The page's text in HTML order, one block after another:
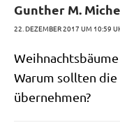
Gunther M.
22. DEZEMBER 2017 UM 10:59
War­um soll­ten die
übernehmen?